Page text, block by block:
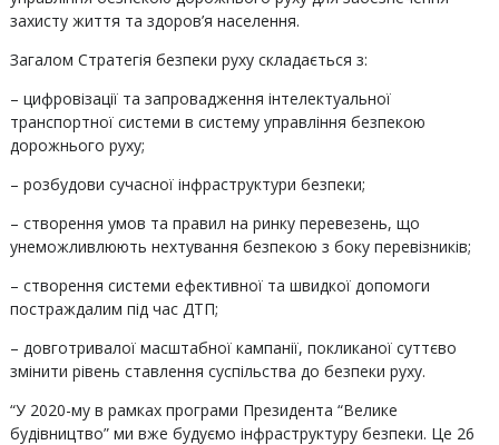
захисту життя та здоров’я населення.
Загалом Стратегія безпеки руху складається з:
– цифровізації та запровадження інтелектуальної
транспортної системи в систему управління безпекою
дорожнього руху;
– розбудови сучасної інфраструктури безпеки;
– створення умов та правил на ринку перевезень, що
унеможливлюють нехтування безпекою з боку перевізників;
– створення системи ефективної та швидкої допомоги
постраждалим під час ДТП;
– довготривалої масштабної кампанії, покликаної суттєво
змінити рівень ставлення суспільства до безпеки руху.
“У 2020-му в рамках програми Президента “Велике
будівництво” ми вже будуємо інфраструктуру безпеки. Це 26